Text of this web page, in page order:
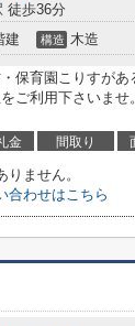
徒歩36分
建 構造 木造
保育園こりすが
ご利用下さいま
金 間取り
ません。
合わせはこちら